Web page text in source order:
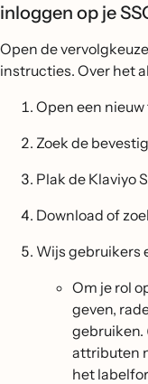
inloggen op je
Open de
instructies. Over het
Open een nieuw
Zoek de
Plak de Klaviyo
Download of
Wijs gebruikers
Om je rol
geven,
gebruiken.
attributen
het